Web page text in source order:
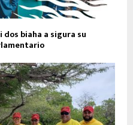
dos biaha a sigura su